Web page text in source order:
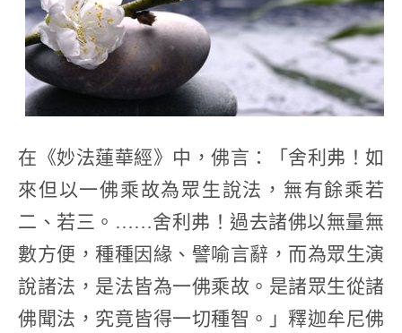
在《妙法蓮華經》中，佛言：「舍利弗！如
來但以一佛乘故為眾生說法，無有餘乘若
二、若三。……舍利弗！過去諸佛以無量無
數方便，種種因緣、譬喻言辭，而為眾生演
說諸法，是法皆為一佛乘故。是諸眾生從諸
佛聞法，究竟皆得一切種智。」釋迦牟尼佛